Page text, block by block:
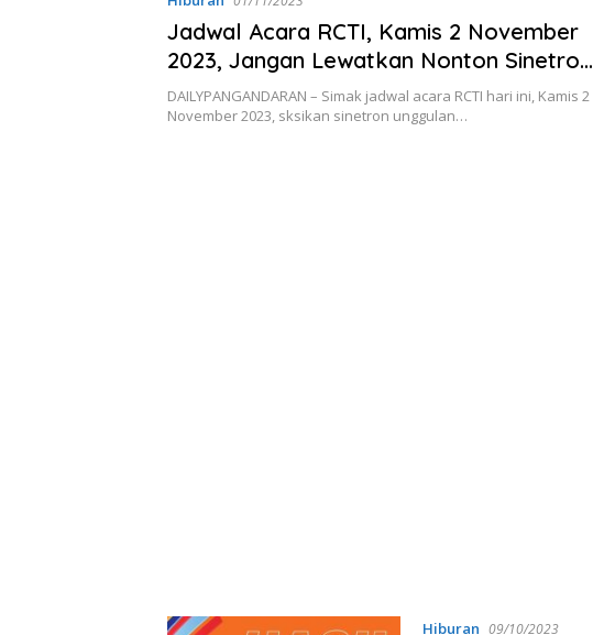
Jadwal Acara RCTI, Kamis 2 November
2023, Jangan Lewatkan Nonton Sinetron
Cinta Tanpa Karena!
DAILYPANGANDARAN – Simak jadwal acara RCTI hari ini, Kamis 2
November 2023, sksikan sinetron unggulan…
Hiburan 09/10/2023